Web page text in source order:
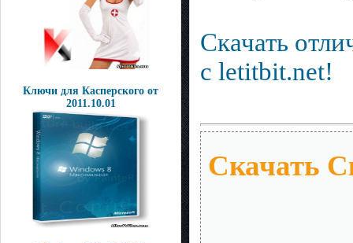
Ключи для Касперского от
2011.10.01
Скачать
с letitbit.net!
Скачать